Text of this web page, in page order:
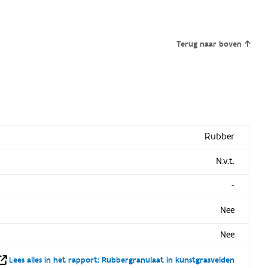
Terug naar boven
Rubber
N.v.t.
-
Nee
Nee
Lees alles in het rapport: Rubbergranulaat in kunstgrasvelden